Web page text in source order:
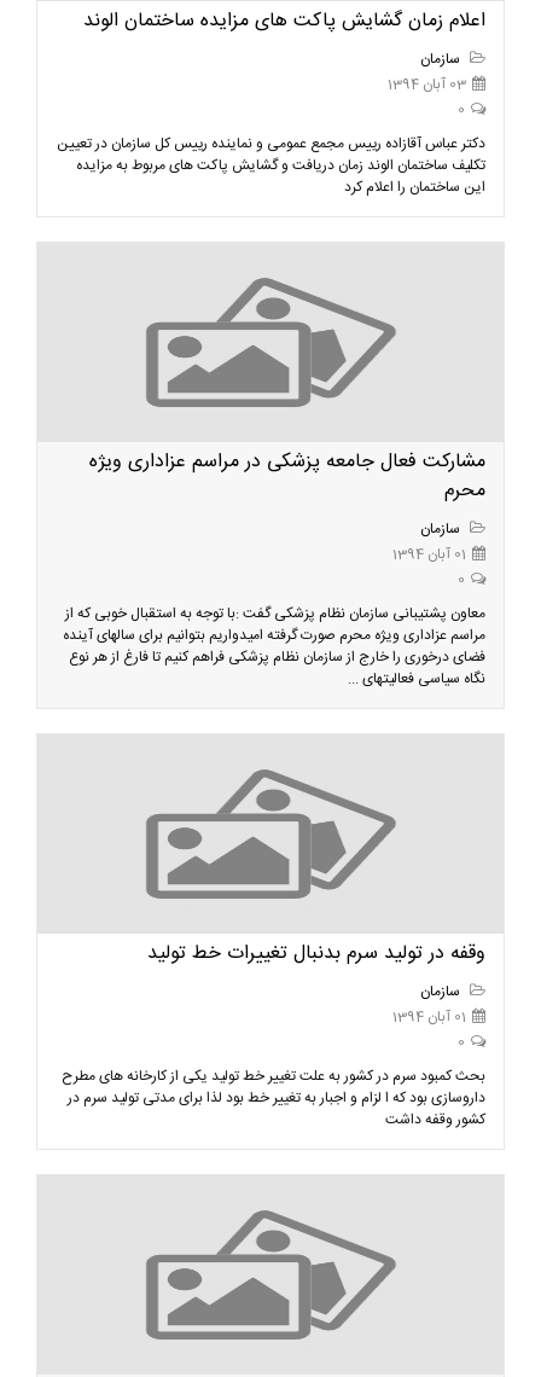
اعلام زمان گشایش پاکت های مزایده ساختمان الوند
سازمان
03 آبان 1394
0
دکتر عباس آقازاده رییس مجمع عمومی و نماینده رییس کل سازمان در تعیین
تکلیف ساختمان الوند زمان دریافت و گشایش پاکت های مربوط به مزایده
این ساختمان را اعلام کرد
مشارکت فعال جامعه پزشکی در مراسم عزاداری ویژه
محرم
سازمان
01 آبان 1394
0
معاون پشتیبانی سازمان نظام پزشکی گفت :با توجه به استقبال خوبی که از
مراسم عزاداری ویژه محرم صورت گرفته امیدواریم بتوانیم برای سالهای آینده
فضای درخوری را خارج از سازمان نظام پزشکی فراهم کنیم تا فارغ از هر نوع
نگاه سیاسی فعالیتهای ...
وقفه در تولید سرم بدنبال تغییرات خط تولید
سازمان
01 آبان 1394
0
بحث کمبود سرم در کشور به علت تغییر خط تولید یکی از کارخانه های مطرح
داروسازی بود که ا لزام و اجبار به تغییر خط بود لذا برای مدتی تولید سرم در
کشور وقفه داشت